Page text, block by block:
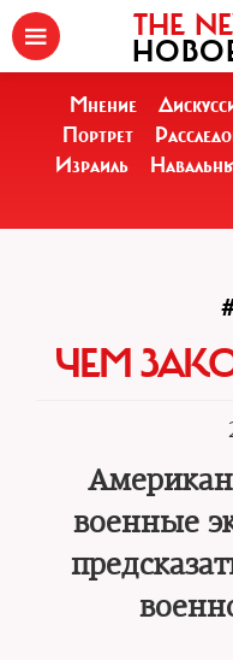
THE
Мнение
Портрет
Израиль
ЧЕМ
военные